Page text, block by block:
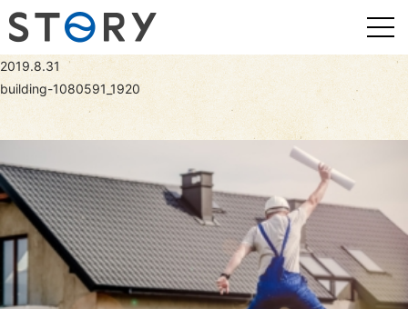
2019.8.31
building-1080591_1920